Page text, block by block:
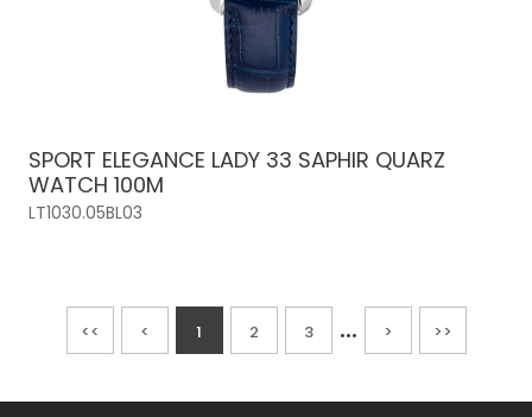
SPORT ELEGANCE LADY 33 SAPHIR QUARZ
WATCH 100M
LT1030.05BL03
<< < 1 2 3 ... > >>